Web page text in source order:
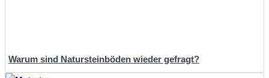
Warum sind Natursteinböden wieder gefragt?